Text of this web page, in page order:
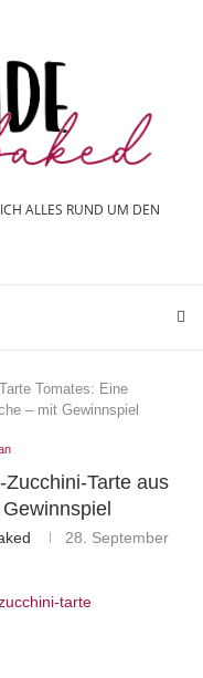
ALLES RUND UM DEN
Tarte Tomates: Eine
– mit Gewinnspiel
Zucchini-Tarte aus
28. September